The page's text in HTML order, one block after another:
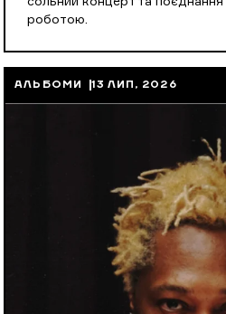
роботою.
АЛЬБОМИ 13 ЛИП, 2026